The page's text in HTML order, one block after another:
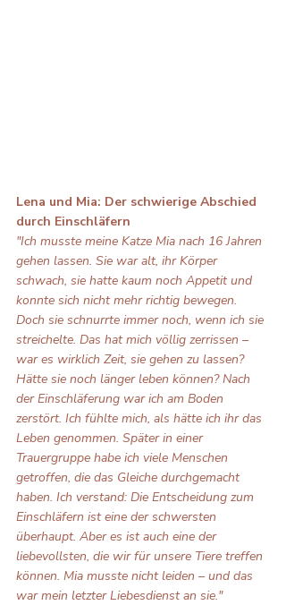
Lena und Mia: Der schwierige Abschied
durch Einschläfern
"Ich musste meine Katze Mia nach 16 Jahren
gehen lassen. Sie war alt, ihr Körper
schwach, sie hatte kaum noch Appetit und
konnte sich nicht mehr richtig bewegen.
Doch sie schnurrte immer noch, wenn ich sie
streichelte. Das hat mich völlig zerrissen –
war es wirklich Zeit, sie gehen zu lassen?
Hätte sie noch länger leben können? Nach
der Einschläferung war ich am Boden
zerstört. Ich fühlte mich, als hätte ich ihr das
Leben genommen. Später in einer
Trauergruppe habe ich viele Menschen
getroffen, die das Gleiche durchgemacht
haben. Ich verstand: Die Entscheidung zum
Einschläfern ist eine der schwersten
überhaupt. Aber es ist auch eine der
liebevollsten, die wir für unsere Tiere treffen
können. Mia musste nicht leiden – und das
war mein letzter Liebesdienst an sie."